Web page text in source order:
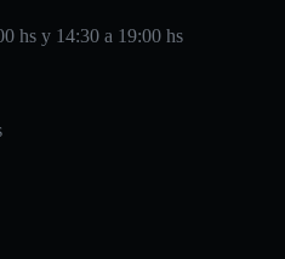
hs y 14:30 a 19:00 hs